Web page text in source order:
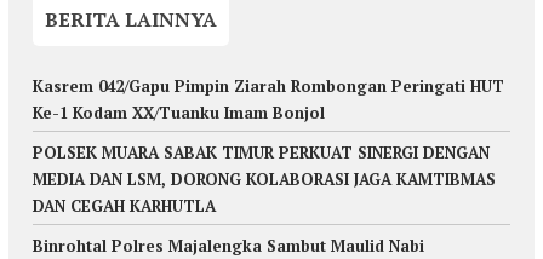
BERITA LAINNYA
Kasrem 042/Gapu Pimpin Ziarah Rombongan Peringati HUT
Ke-1 Kodam XX/Tuanku Imam Bonjol
POLSEK MUARA SABAK TIMUR PERKUAT SINERGI DENGAN
MEDIA DAN LSM, DORONG KOLABORASI JAGA KAMTIBMAS
DAN CEGAH KARHUTLA
Binrohtal Polres Majalengka Sambut Maulid Nabi